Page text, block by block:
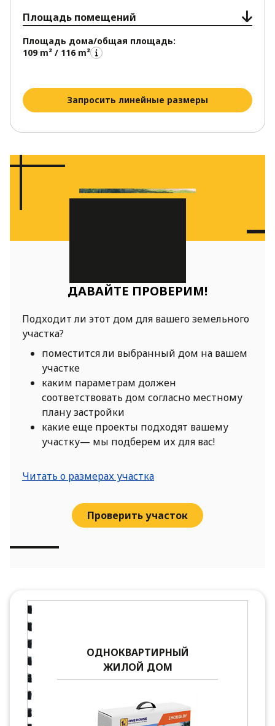
Площадь помещений
Площадь дома/общая площадь:
109 m² / 116 m²
Запросить линейные размеры
ДАВАЙТЕ ПРОВЕРИМ!
Подходит ли этот дом для вашего земельного
участка?
поместится ли выбранный дом на вашем
участке
каким параметрам должен
соответствовать дом согласно местному
плану застройки
какие еще проекты подходят вашему
участку— мы подберем их для вас!
Читать о размерах участка
Проверить участок
ОДНОКВАРТИРНЫЙ
ЖИЛОЙ ДОМ